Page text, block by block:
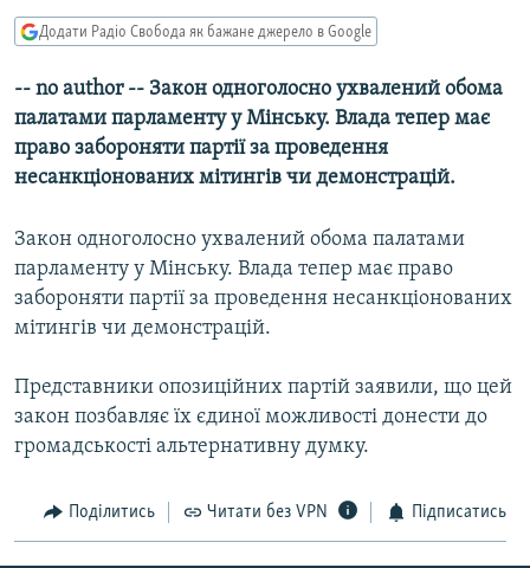
СВІТ
КИТАЙ.ВИКЛИКИ
ФОТО
СПЕЦПРОЄКТИ
ПОДКАСТИ
КРИМ РЕАЛІЇ
РУС
УКР
Додати Радіо Свобода як бажане джерело в Google
-- no author -- Закон одноголосно ухвалений обома
палатами парламенту у Мінську. Влада тепер має
право забороняти партії за проведення
несанкціонованих мітингів чи демонстрацій.
Закон одноголосно ухвалений обома палатами
парламенту у Мінську. Влада тепер має право
забороняти партії за проведення несанкціонованих
мітингів чи демонстрацій.
Представники опозиційних партій заявили, що цей
закон позбавляє їх єдиної можливості донести до
громадськості альтернативну думку.
Поділитись Читати без VPN Підписатись